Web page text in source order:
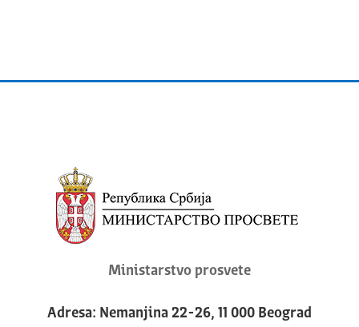
Ministarstvo prosvete
Adresa: Nemanjina 22-26, 11 000 Beograd